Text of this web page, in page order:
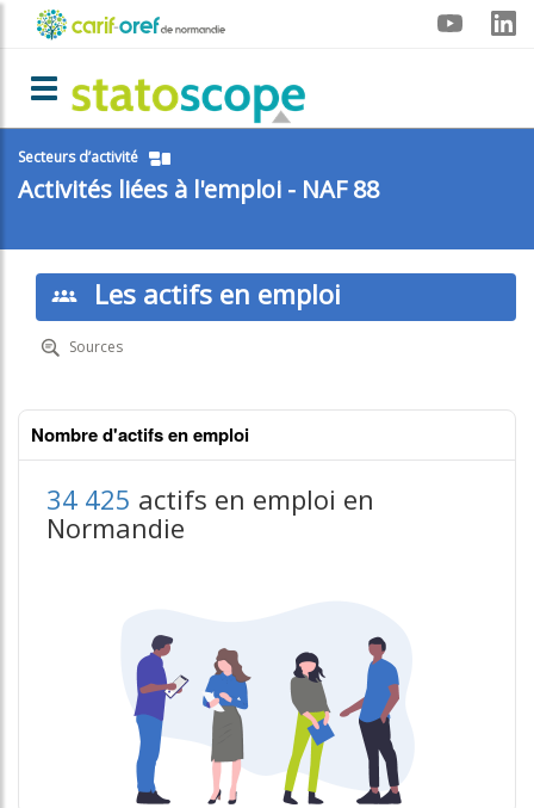
Aller
principal
Menu
carif-
oref
Toggle navigation
Secteurs d’activité
Activités liées à l'emploi - NAF 88
Les actifs en emploi
Sources
Nombre d'actifs en emploi
34 425 actifs en emploi en
Normandie